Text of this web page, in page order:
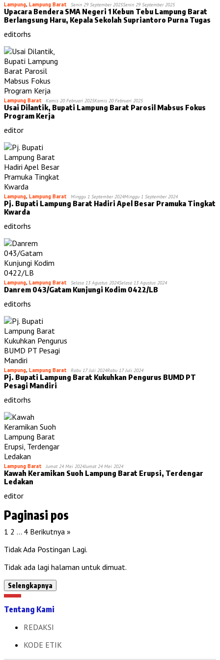
Lampung, Lampung Barat Senin 29 September 2025Senin 29 September 2025
Upacara Bendera SMA Negeri 1 Kebun Tebu Lampung Barat
Berlangsung Haru, Kepala Sekolah Supriantoro Purna Tugas
editorhs
Lampung Barat Kamis 20 Februari 2025Kamis 20 Februari 2025
Usai Dilantik, Bupati Lampung Barat Parosil Mabsus Fokus
Program Kerja
editor
Lampung, Lampung Barat Minggu 1 September 2024Minggu 1 September 2024
Pj. Bupati Lampung Barat Hadiri Apel Besar Pramuka Tingkat
Kwarda
editorhs
Lampung, Lampung Barat Selasa 13 Agustus 2024Selasa 13 Agustus 2024
Danrem 043/Gatam Kunjungi Kodim 0422/LB
editorhs
Lampung, Lampung Barat Rabu 17 Juli 2024Rabu 17 Juli 2024
Pj. Bupati Lampung Barat Kukuhkan Pengurus BUMD PT
Pesagi Mandiri
editorhs
Lampung Barat Jumat 24 Mei 2024Jumat 24 Mei 2024
Kawah Keramikan Suoh Lampung Barat Erupsi, Terdengar
Ledakan
editor
Paginasi pos
1 2 … 4 Berikutnya »
Tidak Ada Postingan Lagi.
Tidak ada lagi halaman untuk dimuat.
Selengkapnya
Tentang Kami
REDAKSI
KODE ETIK